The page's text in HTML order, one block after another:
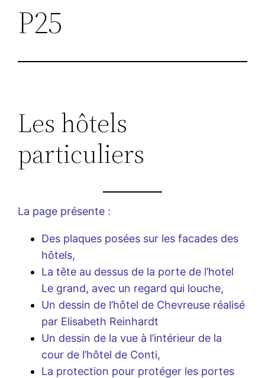
P25
Les hôtels
particuliers
La page présente :
Des plaques posées sur les facades des
hôtels,
La tête au dessus de la porte de l’hotel
Le grand, avec un regard qui louche,
Un dessin de l’hôtel de Chevreuse réalisé
par Elisabeth Reinhardt
Un dessin de la vue à l’intérieur de la
cour de l’hôtel de Conti,
La protection pour protéger les portes